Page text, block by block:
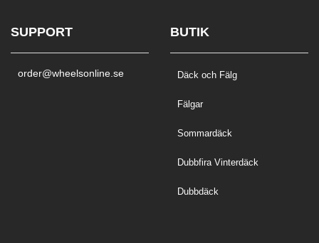
SUPPORT
order@wheelsonline.se
BUTIK
Däck och Fälg
Fälgar
Sommardäck
Dubbfira Vinterdäck
Dubbdäck